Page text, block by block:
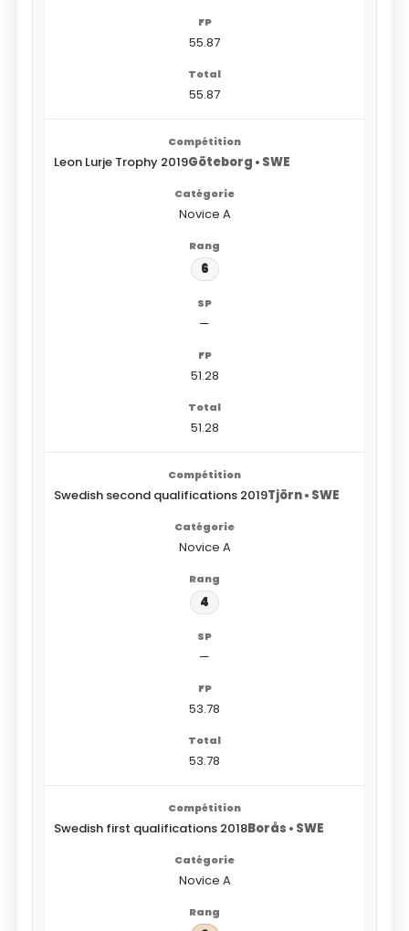
55.87
55.87
Leon Lurje Trophy 2019Göteborg • SWE
Novice A
6
—
51.28
51.28
Swedish second qualifications 2019Tjörn • SWE
Novice A
4
—
53.78
53.78
Swedish first qualifications 2018Borås • SWE
Novice A